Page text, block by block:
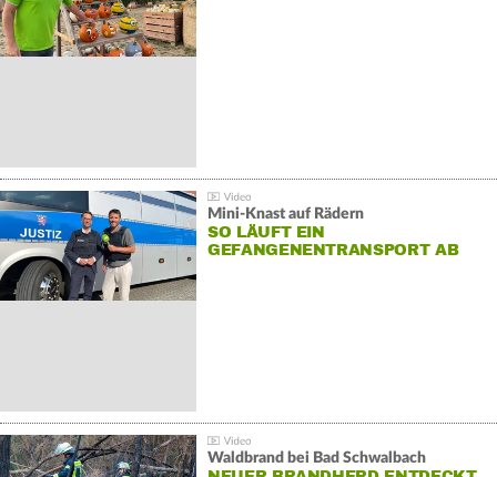
Mini-Knast auf Rädern
SO LÄUFT EIN
GEFANGENENTRANSPORT AB
Waldbrand bei Bad Schwalbach